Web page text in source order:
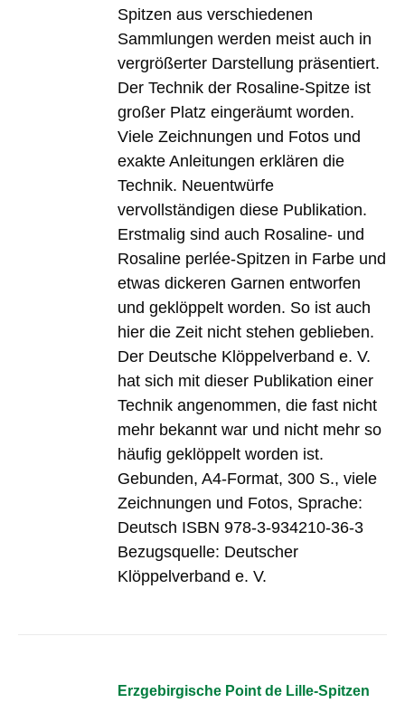
Spitzen aus verschiedenen
Sammlungen werden meist auch in
vergrößerter Darstellung präsentiert.
Der Technik der Rosaline-Spitze ist
großer Platz eingeräumt worden.
Viele Zeichnungen und Fotos und
exakte Anleitungen erklären die
Technik. Neuentwürfe
vervollständigen diese Publikation.
Erstmalig sind auch Rosaline- und
Rosaline perlée-Spitzen in Farbe und
etwas dickeren Garnen entworfen
und geklöppelt worden. So ist auch
hier die Zeit nicht stehen geblieben.
Der Deutsche Klöppelverband e. V.
hat sich mit dieser Publikation einer
Technik angenommen, die fast nicht
mehr bekannt war und nicht mehr so
häufig geklöppelt worden ist.
Gebunden, A4-Format, 300 S., viele
Zeichnungen und Fotos, Sprache:
Deutsch ISBN 978-3-934210-36-3
Bezugsquelle: Deutscher
Klöppelverband e. V.
Erzgebirgische Point de Lille-Spitzen